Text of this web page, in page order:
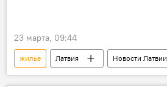
23 марта, 09:44
жилье Латвия
Новости Латвии
Новости экономики Латвии